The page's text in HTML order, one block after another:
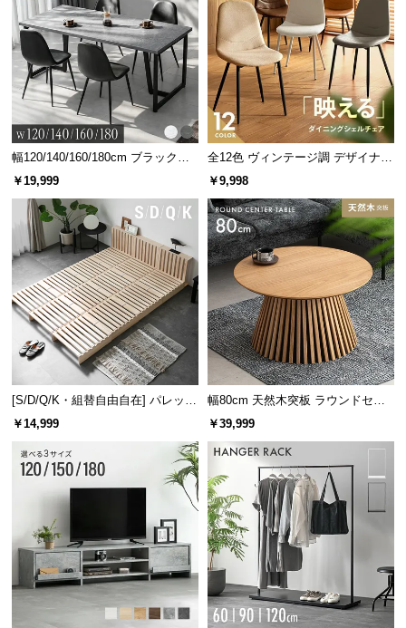
幅120/140/160/180cm ブラックフ
レーム ダイニング 大理石調 4人掛
￥19,999
全12色 ヴィンテージ調 デザイナー
ズシェルチェア
￥9,998
[S/D/Q/K・組替自由自在] パレット
ベッド 8/12/16枚セット
￥14,999
幅80cm 天然木突板 ラウンドセン
ターテーブル 美しい格子デザイン
￥39,999